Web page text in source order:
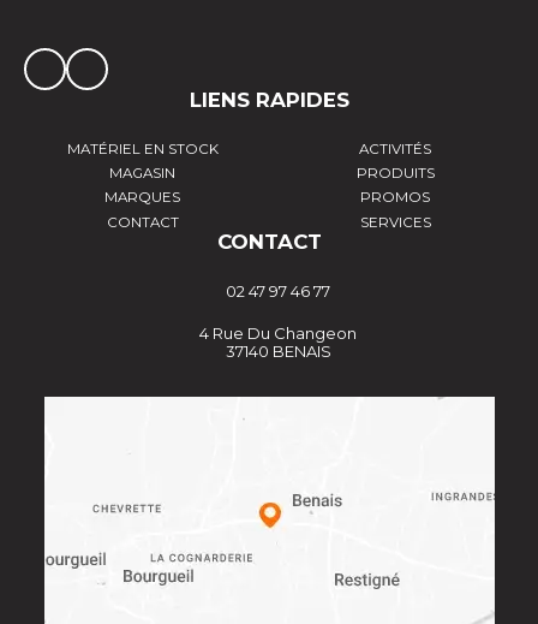
LIENS RAPIDES
MATÉRIEL EN STOCK
ACTIVITÉS
MAGASIN
PRODUITS
MARQUES
PROMOS
CONTACT
SERVICES
CONTACT
02 47 97 46 77
4 Rue Du Changeon
37140 BENAIS